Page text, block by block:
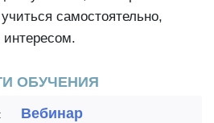
самостоятельно,
ОБУЧЕНИЯ
Вебинар